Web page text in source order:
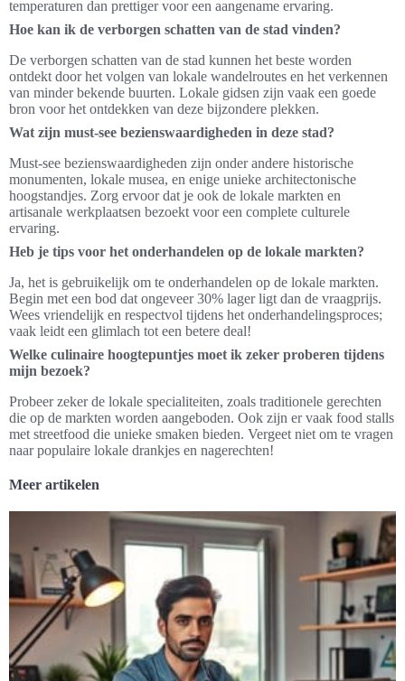
temperaturen dan prettiger voor een aangename ervaring.
Hoe kan ik de verborgen schatten van de stad vinden?
De verborgen schatten van de stad kunnen het beste worden
ontdekt door het volgen van lokale wandelroutes en het verkennen
van minder bekende buurten. Lokale gidsen zijn vaak een goede
bron voor het ontdekken van deze bijzondere plekken.
Wat zijn must-see bezienswaardigheden in deze stad?
Must-see bezienswaardigheden zijn onder andere historische
monumenten, lokale musea, en enige unieke architectonische
hoogstandjes. Zorg ervoor dat je ook de lokale markten en
artisanale werkplaatsen bezoekt voor een complete culturele
ervaring.
Heb je tips voor het onderhandelen op de lokale markten?
Ja, het is gebruikelijk om te onderhandelen op de lokale markten.
Begin met een bod dat ongeveer 30% lager ligt dan de vraagprijs.
Wees vriendelijk en respectvol tijdens het onderhandelingsproces;
vaak leidt een glimlach tot een betere deal!
Welke culinaire hoogtepuntjes moet ik zeker proberen tijdens
mijn bezoek?
Probeer zeker de lokale specialiteiten, zoals traditionele gerechten
die op de markten worden aangeboden. Ook zijn er vaak food stalls
met streetfood die unieke smaken bieden. Vergeet niet om te vragen
naar populaire lokale drankjes en nagerechten!
Meer artikelen